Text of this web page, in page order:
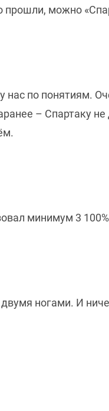
можно
нас по понятиям.
– Спартаку
минимум 3
ногами. И